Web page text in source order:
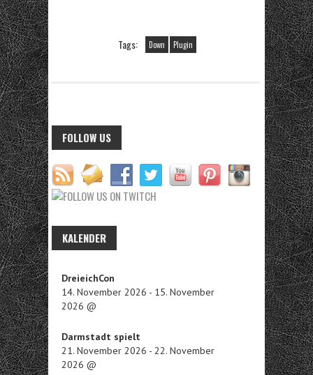
Tags: Down Plugin
FOLLOW US
KALENDER
DreieichCon
14. November 2026 - 15. November
2026 @
Darmstadt spielt
21. November 2026 - 22. November
2026 @